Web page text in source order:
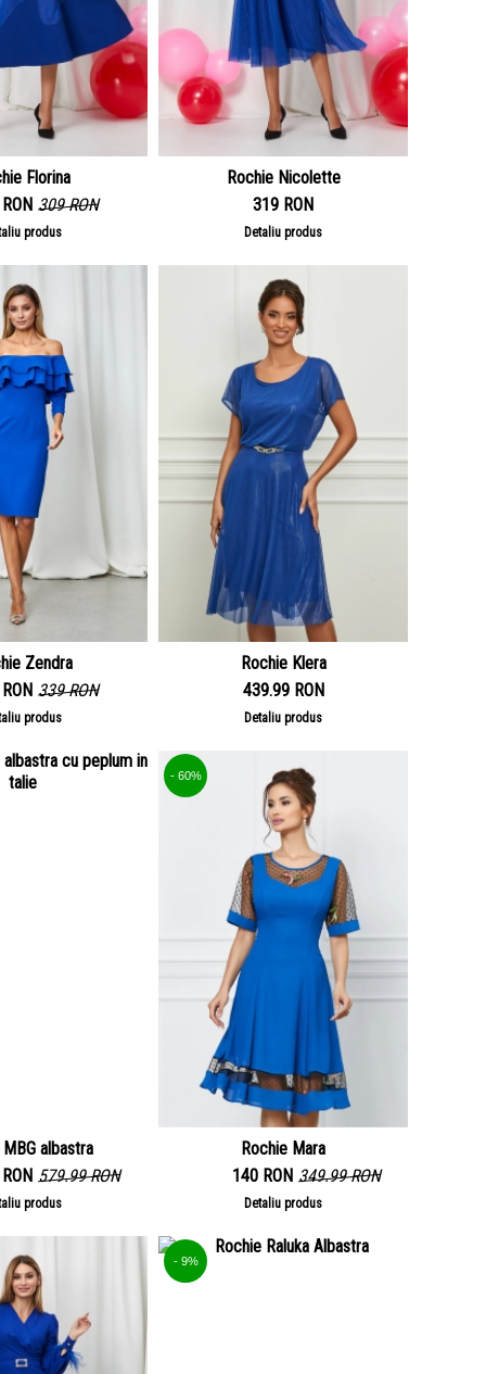
Florina
309 RON
produs
Rochie Nicolette
319 RON
Detaliu produs
Zendra
339 RON
produs
Rochie Klera
439.99 RON
Detaliu produs
albastra
579.99 RON
produs
Rochie Mara
- 60%
140 RON 349.99 RON
Detaliu produs
- 9%